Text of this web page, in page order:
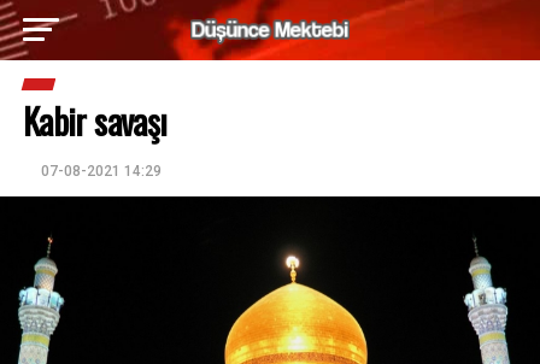
Kabir savaşı
07-08-2021 14:29